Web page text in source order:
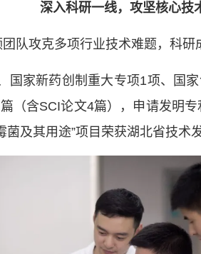
深入科研一线，攻坚核心技
队攻克多项行业技术难题，科研
国家新药创制重大专项1项、国
（含SCI论文4篇），申请发明
及其用途”项目荣获湖北省技术